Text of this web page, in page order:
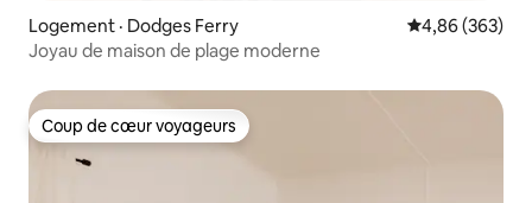
Logement · Dodges Ferry Note
4,86 (363)
Joyau de maison de plage moderne
Coup de cœur voyageurs
Coup de cœur voyageurs